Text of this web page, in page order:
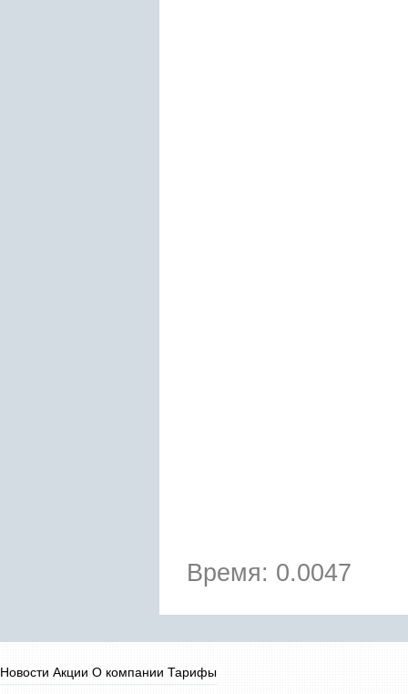
Время: 0.0047
Новости Акции О компании Тарифы